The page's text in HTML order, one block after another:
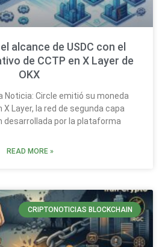
alcance de USDC con el
de CCTP en X Layer de
OKX
Noticia: Circle emitió su moneda
Layer, la red de segunda capa
desarrollada por la plataforma
READ MORE »
CRIPTONOTICIAS BLOCKCHAIN